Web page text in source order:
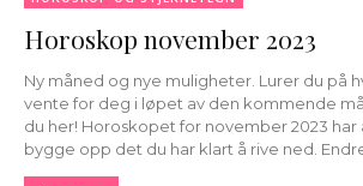
Horoskop november 2023
Ny måned og nye muligheter. Lurer du på
vente for deg i løpet av den kommende
du her! Horoskopet for november 2023 har
bygge opp det du har klart å rive ned.